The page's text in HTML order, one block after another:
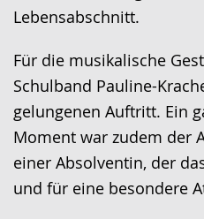
Lebensabschnitt.
Für die musikalische
Schulband Pauline-
gelungenen Auftritt. Ein
Moment war zudem der
einer Absolventin, der
und für eine besondere